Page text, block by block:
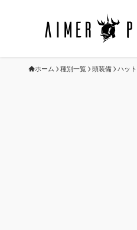
ホーム 種別一覧 頭装備 ハット